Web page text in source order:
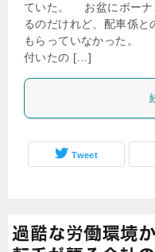
ていた。 お盆にボーナ
るのだけれど、配車係
もらっていなかった。
付いたの […]
Tweet